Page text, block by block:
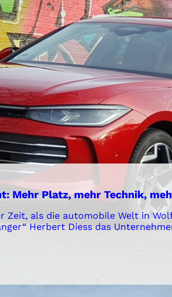
Mehr Platz, mehr Technik,
Zeit, als die automobile Welt in
Herbert Diess das